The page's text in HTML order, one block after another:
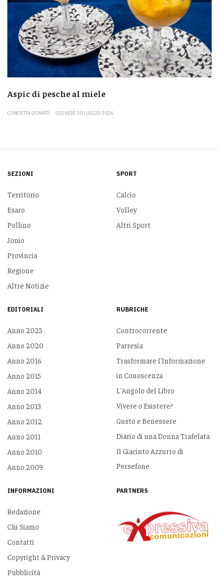
Aspic di pesche al miele
CONCETTA DONATO GIOVEDÌ 30 LUGLIO 2026
SEZIONI
Territorio
Esaro
Pollino
Jonio
Provincia
Regione
Altre Notizie
SPORT
Calcio
Volley
Altri Sport
EDITORIALI
Anno 2025
Anno 2020
Anno 2016
Anno 2015
Anno 2014
Anno 2013
Anno 2012
Anno 2011
Anno 2010
Anno 2009
RUBRICHE
Controcorrente
Parresia
Trasformare l'Informazione
in Conoscenza
L'Angolo del Libro
Vivere o Esistere?
Gusto e Benessere
Diario di una Donna Trafelata
Il Giacinto Azzurro di
Persefone
INFORMAZIONI
Redazione
Chi Siamo
Contatti
Copyright & Privacy
Pubblicità
PARTNERS